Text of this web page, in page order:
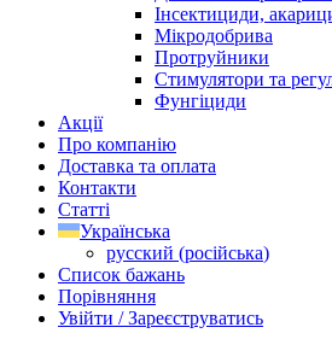
Інсектициди,
Мікродобрива
Протруйники
Стимулятори та
Фунгіциди
Акції
Про компанію
Доставка та оплата
Контакти
Статті
Українська
русский (російська)
Список бажань
Порівняння
Увійти / Зареєструватись